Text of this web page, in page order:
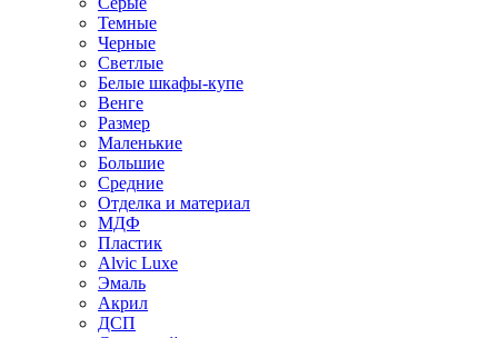
Темные
Черные
Светлые
Белые шкафы-купе
Венге
Размер
Маленькие
Большие
Средние
Отделка и материал
МДФ
Пластик
Alvic Luxe
Эмаль
Акрил
ДСП